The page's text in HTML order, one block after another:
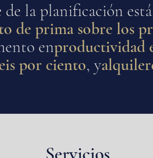
la planificación
de prima sobre los
enproductividad
por ciento, y